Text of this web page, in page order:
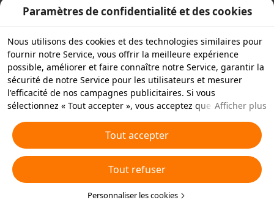
Paramètres de confidentialité et des cookies
Nous utilisons des cookies et des technologies similaires pour
fournir notre Service, vous offrir la meilleure expérience
possible, améliorer et faire connaître notre Service, garantir la
sécurité de notre Service pour les utilisateurs et mesurer
l'efficacité de nos campagnes publicitaires. Si vous
sélectionnez « Tout accepter », vous acceptez que nous et nos
similaires sur votre appareil à des fins publicitaires. Vous
pouvez aussi « rejeter tous » les cookies non essentiels ou
choisir les types de cookies que vous souhaitez accepter ou
rejeter à tout moment dans vos paramètres de confidentialité
ou en cliquant sur « Personnaliser les cookies » ci-dessous.
Pour plus de détails, consultez notrePolitique relative aux
Afficher plus
Tout accepter
Tout refuser
Personnaliser les cookies